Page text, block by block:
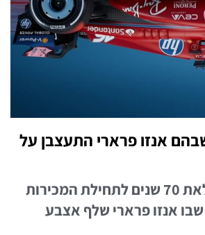
שנים לימים שבהם אנזו פרארי התעצבן על
שימו לב לצביעה המיוחדת של פרארי במלאת 70 שנים לתחילת המכירות
60 שנים למירוץ שבו אנזו פרארי שלף אצבע